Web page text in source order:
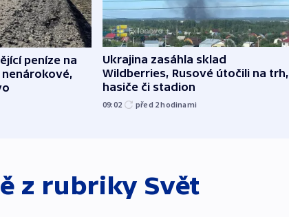
peníze na
nenárokové,
Ukrajina zasáhla sklad
Wildberries, Rusové útočili na trh,
hasiče či stadion
09:02 před 2hodinami
z rubriky Svět